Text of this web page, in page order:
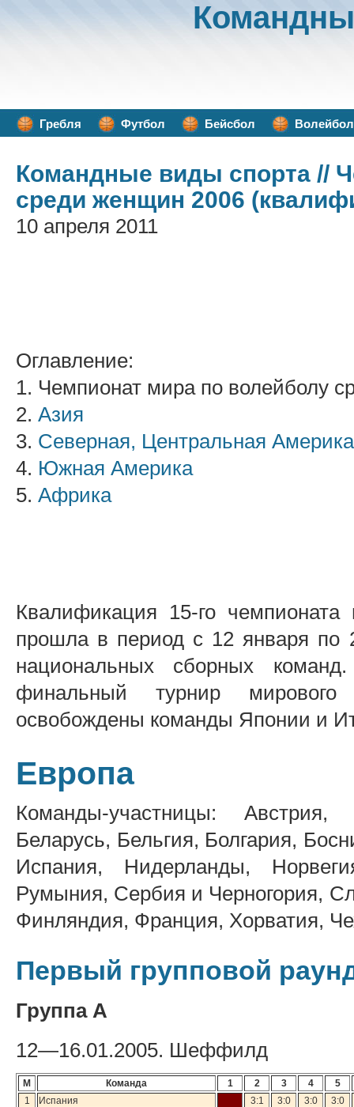
Гребля Футбол Бейсбол Волейбол
Командные виды спорта //
среди женщин 2006
10 апреля 2011
Оглавление:
1. Чемпионат мира по волейболу
2. Азия
3. Северная, Центральная
4. Южная Америка
5. Африка
Квалификация 15-го
прошла в период с 12 января по
национальных сборных
финальный турнир
освобождены команды Японии и
Европа
Команды-участницы:
Беларусь, Бельгия, Болгария,
Испания, Нидерланды,
Румыния, Сербия и Черногория,
Финляндия, Франция, Хорватия,
Первый групповой
Группа А
12—16.01.2005. Шеффилд
М Команда 1 2 3 4
5
1
Испания 3:1 3:0 3:0
3:0